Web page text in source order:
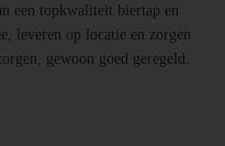
een topkwaliteit biertap en
leveren op locatie en zorgen
gewoon goed geregeld.